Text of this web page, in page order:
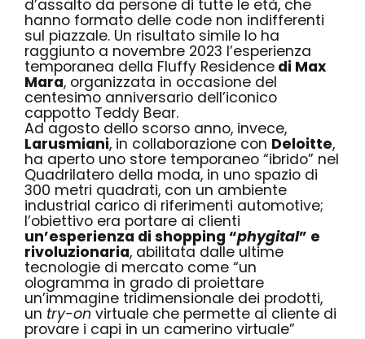
d’assalto da persone di tutte le età, che
hanno formato delle code non indifferenti
sul piazzale. Un risultato simile lo ha
raggiunto a novembre 2023 l’esperienza
temporanea della Fluffy Residence di Max
Mara, organizzata in occasione del
centesimo anniversario dell’iconico
cappotto Teddy Bear.
Ad agosto dello scorso anno, invece,
Larusmiani, in collaborazione con Deloitte,
ha aperto uno store temporaneo “ibrido” nel
Quadrilatero della moda, in uno spazio di
300 metri quadrati, con un ambiente
industrial carico di riferimenti automotive;
l’obiettivo era portare ai clienti
un’esperienza di shopping “phygital” e
rivoluzionaria, abilitata dalle ultime
tecnologie di mercato come “un
ologramma in grado di proiettare
un’immagine tridimensionale dei prodotti,
un try-onvirtuale che permette al cliente di
provare i capi in un camerino virtuale”